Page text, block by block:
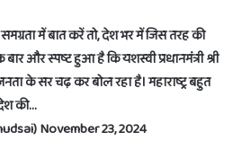
में बात करें तो, देश भर में जिस तरह की
और स्पष्ट हुआ है कि यशस्वी प्रधानमंत्री श्री
के सर चढ़ कर बोल रहा है। महाराष्ट्र बहुत
की…
November 23, 2024